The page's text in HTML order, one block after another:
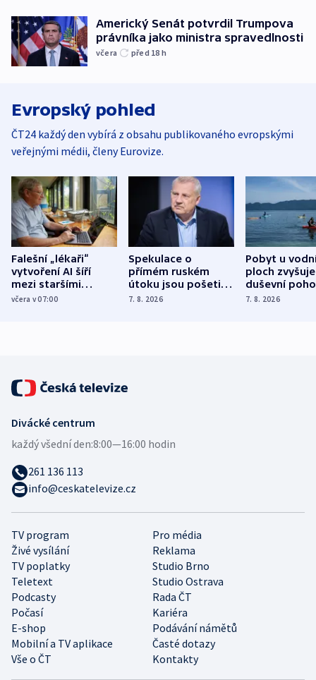
Americký Senát potvrdil Trumpova
právníka jako ministra spravedlnosti
včera před 18 h
Evropský pohled
ČT24 každý den vybírá z obsahu publikovaného evropskými
veřejnými médii, členy Eurovize.
Falešní „lékaři“
vytvoření AI šíří
mezi staršími
Poláky nebezpečné
včera v 07:00
Spekulace o
přímém ruském
útoku jsou pošetilé,
míní estonský
7. 8. 2026
Pobyt u
ploch zvyšuje
duševní
ukázala
7. 8. 2026
TV program
Pro média
Živé vysílání
Reklama
TV poplatky
Studio Brno
Teletext
Studio Ostrava
Podcasty
Rada ČT
Počasí
Kariéra
E-shop
Podávání námětů
Mobilní a TV aplikace
Časté dotazy
Vše o ČT
Kontakty
Divácké centrum
každý všední den:8:00—16:00 hodin
261 136 113
info@ceskatelevize.cz